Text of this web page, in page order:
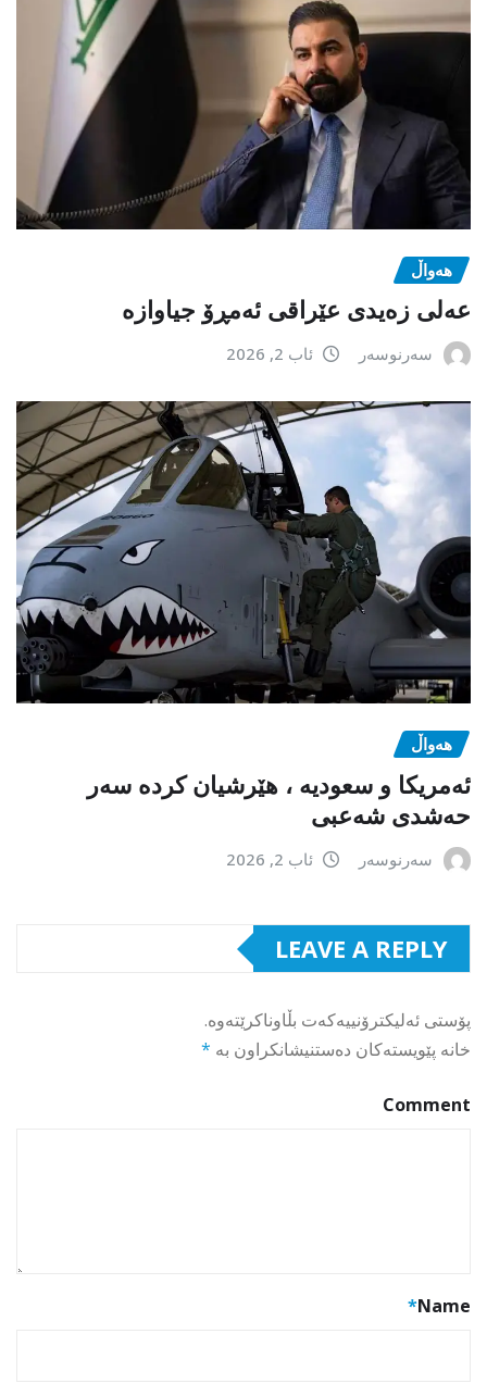
هەواڵ
عەلی زەیدی عێراقی ئەمڕۆ جیاوازە
سەرنوسەر ئاب 2, 2026
هەواڵ
ئەمریکا و سعودیە ، هێرشیان کردە سەر
حەشدی شەعبی
سەرنوسەر ئاب 2, 2026
LEAVE A REPLY
پۆستی ئەلیکترۆنییەکەت بڵاوناکرێتەوە.
خانە پێویستەکان دەستنیشانکراون بە *
Comment
Name
*